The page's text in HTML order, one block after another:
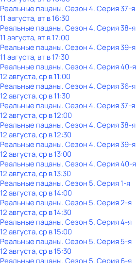
Реальные пацаны. Сезон 4. Серия 37-я
11 августа, вт в 16:30
Реальные пацаны. Сезон 4. Серия 38-я
11 августа, вт в 17:00
Реальные пацаны. Сезон 4. Серия 39-я
11 августа, вт в 17:30
Реальные пацаны. Сезон 4. Серия 40-я
12 августа, ср в 11:00
Реальные пацаны. Сезон 4. Серия 36-я
12 августа, ср в 11:30
Реальные пацаны. Сезон 4. Серия 37-я
12 августа, ср в 12:00
Реальные пацаны. Сезон 4. Серия 38-я
12 августа, ср в 12:30
Реальные пацаны. Сезон 4. Серия 39-я
12 августа, ср в 13:00
Реальные пацаны. Сезон 4. Серия 40-я
12 августа, ср в 13:30
Реальные пацаны. Сезон 5. Серия 1-я
12 августа, ср в 14:00
Реальные пацаны. Сезон 5. Серия 2-я
12 августа, ср в 14:30
Реальные пацаны. Сезон 5. Серия 4-я
12 августа, ср в 15:00
Реальные пацаны. Сезон 5. Серия 5-я
12 августа, ср в 15:30
Реальные пацаны. Сезон 5. Серия 6-я